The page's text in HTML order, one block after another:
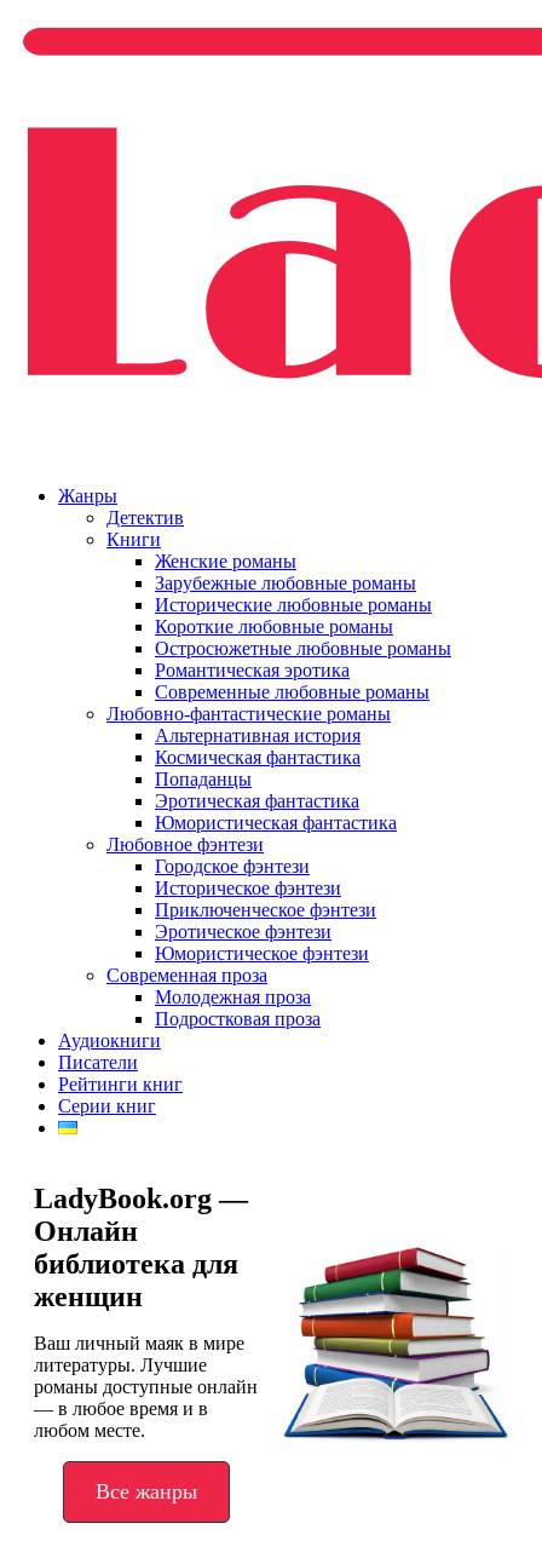
Жанры
Детектив
Книги
Женские романы
Зарубежные любовные романы
Исторические любовные романы
Короткие любовные романы
Остросюжетные любовные романы
Романтическая эротика
Современные любовные романы
Любовно-фантастические романы
Альтернативная история
Космическая фантастика
Попаданцы
Эротическая фантастика
Юмористическая фантастика
Любовное фэнтези
Городское фэнтези
Историческое фэнтези
Приключенческое фэнтези
Эротическое фэнтези
Юмористическое фэнтези
Современная проза
Молодежная проза
Подростковая проза
Аудиокниги
Писатели
Рейтинги книг
Серии книг
LadyBook.org —
Онлайн
библиотека для
женщин
Ваш личный маяк в мире
литературы. Лучшие
романы доступные онлайн
— в любое время и в
любом месте.
Все жанры